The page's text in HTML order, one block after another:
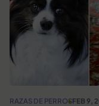
RAZAS DE PERROSFEB 9,